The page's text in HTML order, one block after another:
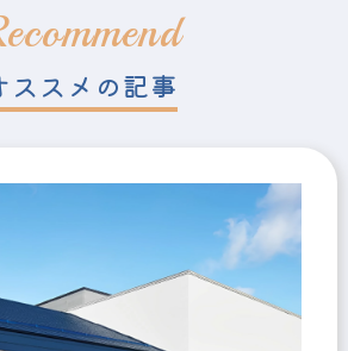
ススメの記事